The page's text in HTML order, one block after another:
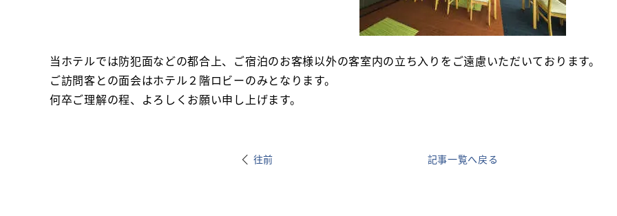
当ホテルでは防犯面などの都合上、ご宿泊のお客様以外の客室内の立ち入りをご遠慮いただいております。
ご訪問客との面会はホテル２階ロビーのみとなります。
何卒ご理解の程、よろしくお願い申し上げます。
往前 記事一覧へ戻る